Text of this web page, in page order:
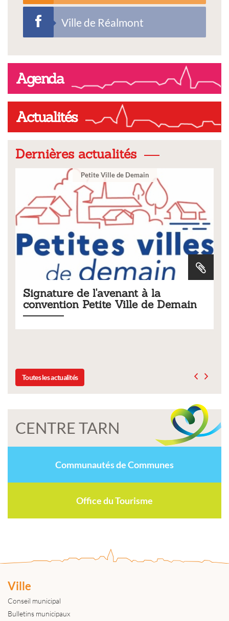
Ville de Réalmont
Agenda
Actualités
Dernières actualités
Tarifs 2026 des services
municipaux
Toutes les actualités
CENTRE TARN
Communautés de Communes
Office du Tourisme
Ville
Conseil municipal
Bulletins municipaux